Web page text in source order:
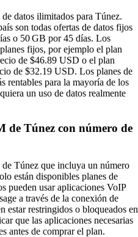
datos ilimitados para Túnez.
son todas ofertas de datos fijos
o 50 GB por 45 días. Los
fijos, por ejemplo el plan
de $46.89 USD o el plan
de $32.19 USD. Los planes de
rentables para la mayoría de los
un uso de datos realmente
de Túnez con número de
Túnez que incluya un número
están disponibles planes de
pueden usar aplicaciones VoIP
a través de la conexión de
estar restringidos o bloqueados en
que las aplicaciones necesarias
antes de comprar el plan.